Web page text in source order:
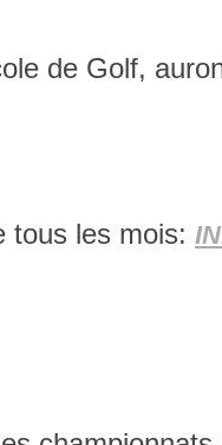
de Golf,
tous les mois: